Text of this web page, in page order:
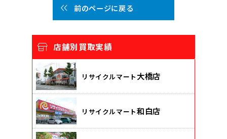
前のページに戻る
店舗別買取実績
リサイクルマート 大橋店
リサイクルマート和白店